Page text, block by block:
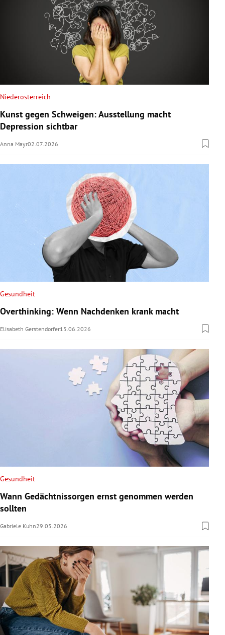
Niederösterreich
Kunst gegen Schweigen: Ausstellung macht
Depression sichtbar
Anna Mayr02.07.2026
Gesundheit
Overthinking: Wenn Nachdenken krank macht
Elisabeth Gerstendorfer15.06.2026
Gesundheit
Wann Gedächtnissorgen ernst genommen werden
sollten
Gabriele Kuhn29.05.2026